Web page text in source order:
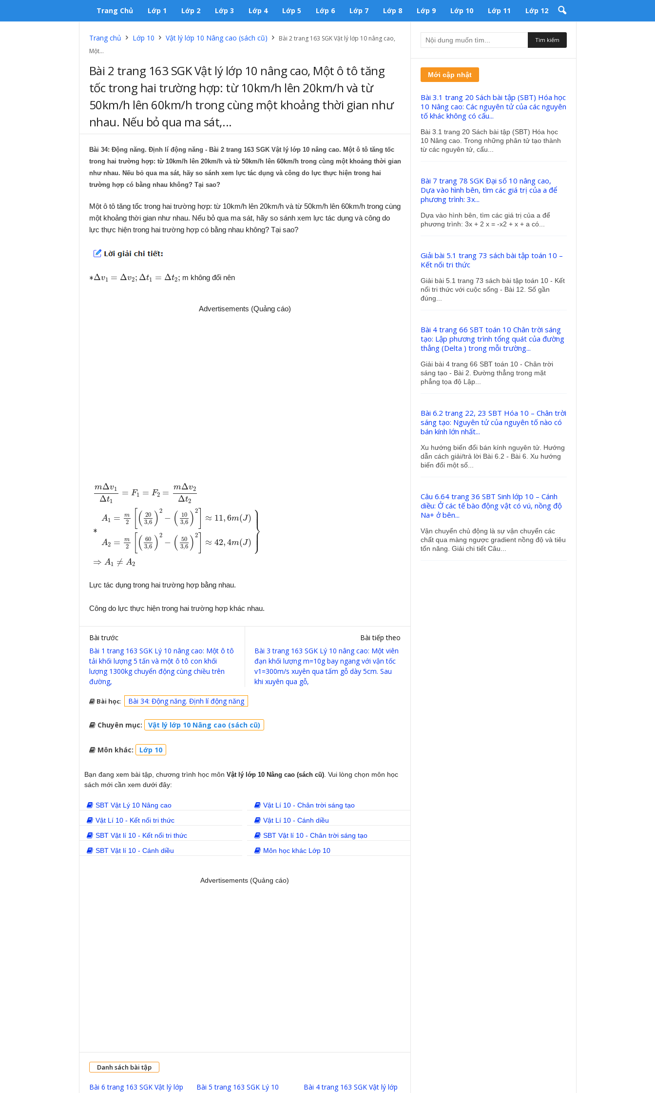
Trang Chủ Lớp 1 Lớp 2 Lớp 3 Lớp 4 Lớp 5 Lớp 6 Lớp 7 Lớp 8 Lớp 9 Lớp 10 Lớp 11 Lớp 12
Trang chủ Lớp 10 Vật lý lớp 10 Nâng cao (sách cũ)
Bài 2 trang 163 SGK Vật lý lớp 10 nâng cao,
Một...
Bài 2 trang 163 SGK Vật lý lớp 10 nâng cao, Một ô tô tăng
tốc trong hai trường hợp: từ 10km/h lên 20km/h và từ
50km/h lên 60km/h trong cùng một khoảng thời gian như
nhau. Nếu bỏ qua ma sát,...
Bài 34: Động năng. Định lí động năng - Bài 2 trang 163 SGK Vật lý lớp 10 nâng cao. Một ô tô tăng tốc
trong hai trường hợp: từ 10km/h lên 20km/h và từ 50km/h lên 60km/h trong cùng một khoảng thời gian
như nhau. Nếu bỏ qua ma sát, hãy so sánh xem lực tác dụng và công do lực thực hiện trong hai
trường hợp có bằng nhau không? Tại sao?
Một ô tô tăng tốc trong hai trường hợp: từ 10km/h lên 20km/h và từ 50km/h lên 60km/h trong cùng
một khoảng thời gian như nhau. Nếu bỏ qua ma sát, hãy so sánh xem lực tác dụng và công do
lực thực hiện trong hai trường hợp có bằng nhau không? Tại sao?
∗Δv1 = Δv2; Δt1 = Δt2;
∗Δ Δv t1= ; m không đổi nên
Advertisements (Quảng cáo)
mΔv1
Δt1
= F1 = F2 =
mΔv2
Δt2
∗
A1 = m
2 ( 20
3,6 ) 2
− (
10
3,6 )2
≈ 11,6m(J)
A2 = m
2 ( 60
3,6 ) 2
− ( 50
3,6 )2
≈ 42,4m(J)
⎫
⎪
⎪ ⎪ ⎪⎬
⎪
⎪
⎪
⎪⎭
⇒ A1 ≠ A2
mΔ v1Δ Δv2Δt2
Lực tác dụng trong hai trường hợp bằng nhau.
Công do lực thực hiện trong hai trường hợp khác nhau.
Bài trước
Bài 1 trang 163 SGK Lý 10 nâng cao: Một ô tô
tải khối lượng 5 tấn và một ô tô con khối
lượng 1300kg chuyển động cùng chiều trên
đường,
Bài tiếp theo
Bài 3 trang 163 SGK Lý 10 nâng cao: Một viên
đạn khối lượng m=10g bay ngang với vận tốc
v1=300m/s xuyên qua tấm gỗ dày 5cm. Sau
khi xuyên qua gỗ,
Bài học: Bài 34: Động năng. Định lí động năng
Chuyên mục: Vật lý lớp 10 Nâng cao (sách cũ)
Môn khác: Lớp 10
Bạn đang xem bài tập, chương trình học môn Vật lý lớp 10 Nâng cao (sách cũ). Vui lòng chọn môn học
sách mới cần xem dưới đây:
SBT Vật Lý 10 Nâng cao
Vật Lí 10 - Chân trời sáng tạo
Vật Lí 10 - Kết nối tri thức
Vật Lí 10 - Cánh diều
SBT Vật lí 10 - Kết nối tri thức
SBT Vật lí 10 - Chân trời sáng tạo
SBT Vật lí 10 - Cánh diều
Môn học khác Lớp 10
Advertisements (Quảng cáo)
Danh sách bài tập
Bài 6 trang 163 SGK Vật lý lớp
Bài 5 trang 163 SGK Lý 10
Bài 4 trang 163 SGK Vật lý lớp
Mới cập nhật
Bài 3.1 trang 20 Sách bài tập (SBT) Hóa học
10 Nâng cao: Các nguyên tử của các nguyên
tố khác không có cấu...
Bài 3.1 trang 20 Sách bài tập (SBT) Hóa học
10 Nâng cao. Trong những phân tử tạo thành
từ các nguyên tử, cấu...
Bài 7 trang 78 SGK Đại số 10 nâng cao,
Dựa vào hình bên, tìm các giá trị của a để
phương trình: 3x...
Dựa vào hình bên, tìm các giá trị của a để
phương trình: 3x + 2 x = -x2 + x + a có...
Giải bài 5.1 trang 73 sách bài tập toán 10 –
Kết nối tri thức
Giải bài 5.1 trang 73 sách bài tập toán 10 - Kết
nối tri thức với cuộc sống - Bài 12. Số gần
đúng...
Bài 4 trang 66 SBT toán 10 Chân trời sáng
tạo: Lập phương trình tổng quát của đường
thẳng (Delta ) trong mỗi trường...
Giải bài 4 trang 66 SBT toán 10 - Chân trời
sáng tạo - Bài 2. Đường thẳng trong mặt
phẳng tọa độ Lập...
Bài 6.2 trang 22, 23 SBT Hóa 10 – Chân trời
sáng tạo: Nguyên tử của nguyên tố nào có
bán kính lớn nhất...
Xu hướng biến đổi bán kính nguyên tử. Hướng
dẫn cách giải/trả lời Bài 6.2 - Bài 6. Xu hướng
biến đổi một số...
Câu 6.64 trang 36 SBT Sinh lớp 10 – Cánh
diều: Ở các tế bào động vật có vú, nồng độ
Na+ ở bên...
Vận chuyển chủ động là sự vận chuyển các
chất qua màng ngược gradient nồng độ và tiêu
tốn năng. Giải chi tiết Câu...